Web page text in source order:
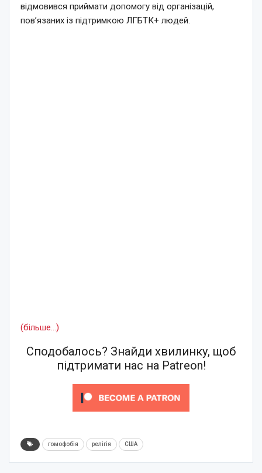
відмовився приймати допомогу від організацій,
пов’язаних із підтримкою ЛГБТК+ людей.
(більше…)
Сподобалось? Знайди хвилинку, щоб
підтримати нас на Patreon!
гомофобія релігія США